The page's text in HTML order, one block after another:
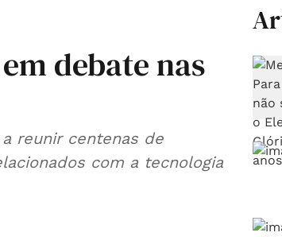
debate nas
reunir centenas de
com a tecnologia